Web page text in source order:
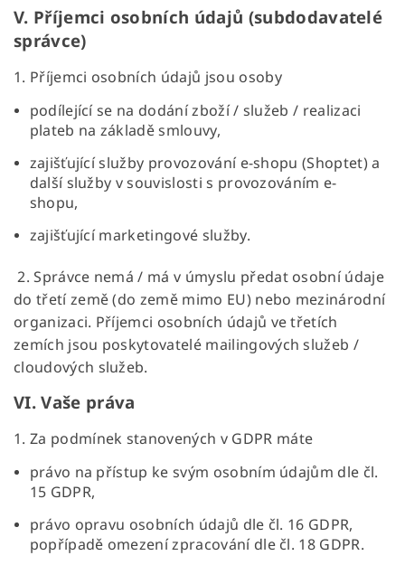
V. Příjemci osobních údajů (subdodavatelé
správce)
1. Příjemci osobních údajů jsou osoby
podílející se na dodání zboží / služeb / realizaci
plateb na základě smlouvy,
zajišťující služby provozování e-shopu (Shoptet) a
další služby v souvislosti s provozováním e-
shopu,
zajišťující marketingové služby.
2. Správce nemá / má v úmyslu předat osobní údaje
do třetí země (do země mimo EU) nebo mezinárodní
organizaci. Příjemci osobních údajů ve třetích
zemích jsou poskytovatelé mailingových služeb /
cloudových služeb.
VI.Vaše práva
1. Za podmínek stanovených v GDPR máte
právo na přístup ke svým osobním údajům dle čl.
15 GDPR,
právo opravu osobních údajů dle čl. 16 GDPR,
popřípadě omezení zpracování dle čl. 18 GDPR.